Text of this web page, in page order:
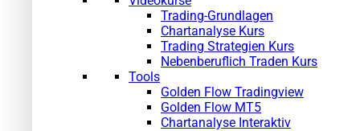
Trading-Grundlagen
Chartanalyse Kurs
Trading Strategien Kurs
Nebenberuflich Traden Kurs
Tools
Golden Flow Tradingview
Golden Flow MT5
Chartanalyse Interaktiv